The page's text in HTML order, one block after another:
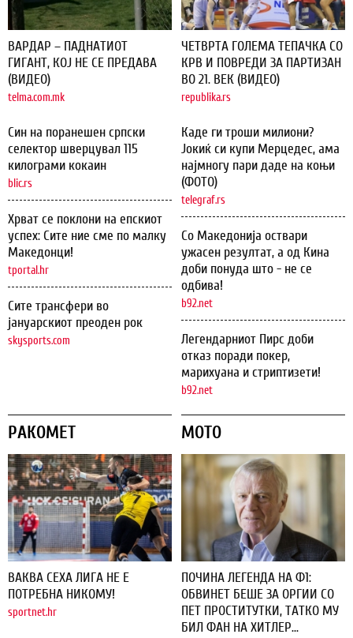
ВАРДАР – ПАДНАТИОТ
ГИГАНТ, КОЈ НЕ СЕ ПРЕДАВА
(ВИДЕО)
telma.com.mk
Син на поранешен српски
селектор шверцувал 115
килограми кокаин
blic.rs
Хрват се поклони на епскиот
успех: Сите ние сме по малку
Македонци!
tportal.hr
Сите трансфери во
јануарскиот преоден рок
skysports.com
ЧЕТВРТА ГОЛЕМА ТЕПАЧКА СО
КРВ И ПОВРЕДИ ЗА ПАРТИЗАН
ВО 21. ВЕК (ВИДЕО)
republika.rs
Каде ги троши милиони?
Јокиќ си купи Мерцедес, ама
најмногу пари даде на коњи
(ФОТО)
telegraf.rs
Со Македонија оствари
ужасен резултат, а од Кина
доби понуда што - не се
одбива!
b92.net
Легендарниот Пирс доби
отказ поради покер,
марихуана и стриптизети!
b92.net
РАКОМЕТ
ВАКВА СЕХА ЛИГА НЕ Е
ПОТРЕБНА НИКОМУ!
sportnet.hr
МОТО
ПОЧИНА ЛЕГЕНДА НА Ф1:
ОБВИНЕТ БЕШЕ ЗА ОРГИИ СО
ПЕТ ПРОСТИТУТКИ, ТАТКО МУ
БИЛ ФАН НА ХИТЛЕР...